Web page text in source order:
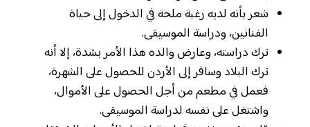
شعر بأنه لديه رغبة ملحة في الدخول إلى حياة
الفنانين، ودراسة الموسيقى.
ترك دراسته، وعارض والده هذا الأمر بشدة، إلا أنه
ترك البلاد وسافر إلى الأردن للحصول على الشهرة،
فعمل في مطعم من أجل الحصول على الأموال،
واشتغل على نفسه لدراسة الموسيقى.